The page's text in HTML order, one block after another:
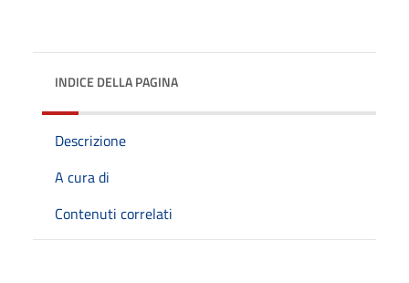
INDICE DELLA PAGINA
Descrizione
A cura di
Contenuti correlati